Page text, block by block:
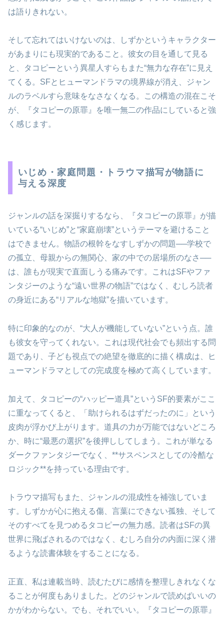
は語りきれない。
そして忘れてはいけないのは、しずかというキャラクター
があまりにも現実的であること。彼女の目を通して見る
と、タコピーという異星人すらもまた“無力な存在”に見え
てくる。SFとヒューマンドラマの境界線が消え、ジャン
ルのラベルすら意味をなさなくなる。この構造の混在こそ
が、『タコピーの原罪』を唯一無二の作品にしていると強
く感じます。
いじめ・家庭問題・トラウマ描写が物語に
与える深度
ジャンルの話を深掘りするなら、『タコピーの原罪』が描
いている“いじめ”と“家庭崩壊”というテーマを避けること
はできません。物語の根幹をなすしずかの問題──学校で
の孤立、母親からの無関心、家の中での居場所のなさ──
は、誰もが現実で直面しうる痛みです。これはSFやファ
ンタジーのような“遠い世界の物語”ではなく、むしろ読者
の身近にある“リアルな地獄”を描いています。
特に印象的なのが、“大人が機能していない”という点。誰
も彼女を守ってくれない。これは現代社会でも頻出する問
題であり、子ども視点での絶望を徹底的に描く構成は、ヒ
ューマンドラマとしての完成度を極めて高くしています。
加えて、タコピーの“ハッピー道具”というSF的要素がここ
に重なってくると、「助けられるはずだったのに」という
皮肉が浮かび上がります。道具の力が万能ではないどころ
か、時に“最悪の選択”を後押ししてしまう。これが単なる
ダークファンタジーでなく、**サスペンスとしての冷酷な
ロジック**を持っている理由です。
トラウマ描写もまた、ジャンルの混成性を補強していま
す。しずかが心に抱える傷、言葉にできない孤独、そして
そのすべてを見つめるタコピーの無力感。読者はSFの異
世界に飛ばされるのではなく、むしろ自分の内面に深く潜
るような読書体験をすることになる。
正直、私は連載当時、読むたびに感情を整理しきれなくな
ることが何度もありました。どのジャンルで読めばいいの
かがわからない。でも、それでいい。『タコピーの原罪』